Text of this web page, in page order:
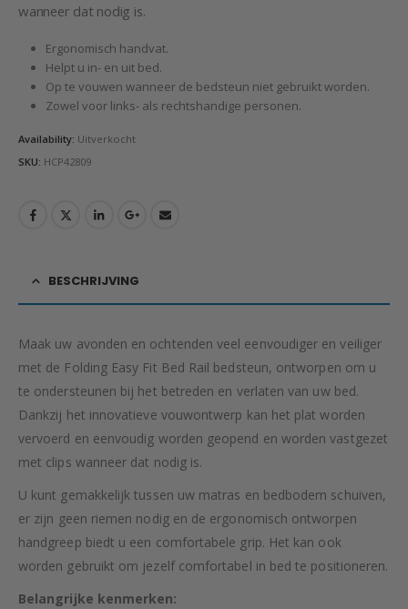
wanneer dat nodig is.
Ergonomisch handvat.
Helpt u in- en uit bed.
Op te vouwen wanneer de bedsteun niet gebruikt worden.
Zowel voor links- als rechtshandige personen.
Availability: Uitverkocht
SKU: HCP42809
BESCHRIJVING
Maak uw avonden en ochtenden veel eenvoudiger en veiliger
met de Folding Easy Fit Bed Rail bedsteun, ontworpen om u
te ondersteunen bij het betreden en verlaten van uw bed.
Dankzij het innovatieve vouwontwerp kan het plat worden
vervoerd en eenvoudig worden geopend en worden vastgezet
met clips wanneer dat nodig is.
U kunt gemakkelijk tussen uw matras en bedbodem schuiven,
er zijn geen riemen nodig en de ergonomisch ontworpen
handgreep biedt u een comfortabele grip. Het kan ook
worden gebruikt om jezelf comfortabel in bed te positioneren.
Belangrijke kenmerken: